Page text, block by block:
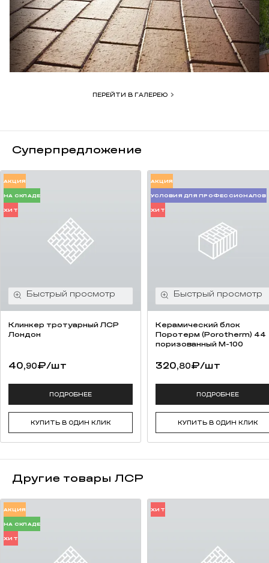
Низкое водопоглощение (менее 2,5%) и высокая
морозостойкость (не менее F200) тротуарного клинкера, в
несколько раз превосходящая как обычный кирпич, так и иные
искусственные материалы для мощения тротуаров, делает его
практически вечным.
ПЕРЕЙТИ В ГАЛЕРЕЮ
Суперпредложение
АКЦИЯ
НА СКЛАДЕ
ХИТ
Клинкер тротуарный ЛСР
Лондон
40,90₽/шт
ПОДРОБНЕЕ
КУПИТЬ В ОДИН КЛИК
АКЦИЯ
УСЛОВИЯ ДЛЯ ПРОФЕССИОНАЛОВ
ХИТ
Керамический блок
Поротерм (Porotherm) 44
поризованный М-100
320,80₽/шт
ПОДРОБНЕЕ
КУПИТЬ В ОДИН КЛИК
Другие товары ЛСР
АКЦИЯ
НА СКЛАДЕ
ХИТ
ХИТ